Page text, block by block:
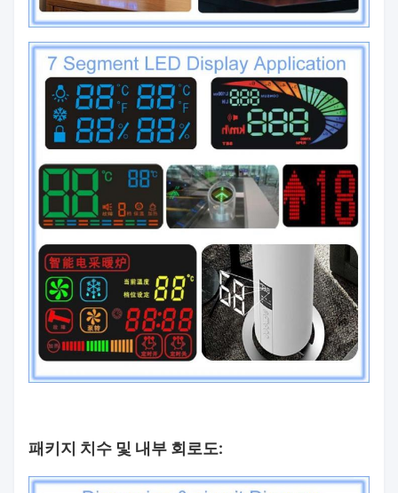
패키지 치수 및 내부 회로도: